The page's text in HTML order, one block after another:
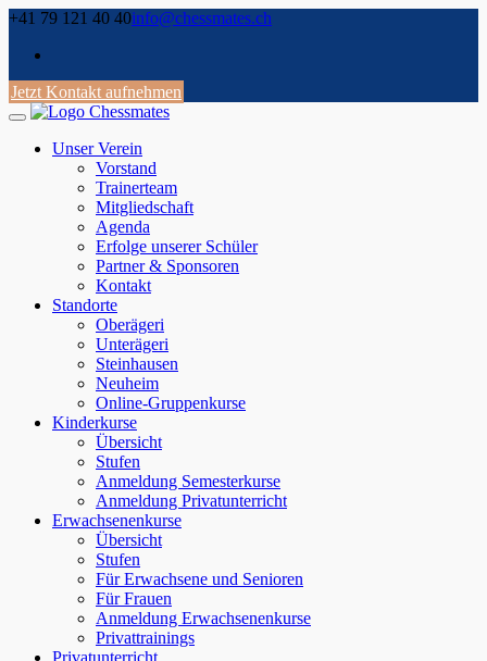
Skip
content
+41 79 121 40 40info@chessmates.ch
Jetzt Kontakt aufnehmen
Unser Verein
Vorstand
Trainerteam
Mitgliedschaft
Agenda
Erfolge unserer Schüler
Partner & Sponsoren
Kontakt
Standorte
Oberägeri
Unterägeri
Steinhausen
Neuheim
Online-Gruppenkurse
Kinderkurse
Übersicht
Stufen
Anmeldung Semesterkurse
Anmeldung Privatunterricht
Erwachsenenkurse
Übersicht
Stufen
Für Erwachsene und Senioren
Für Frauen
Anmeldung Erwachsenenkurse
Privattrainings
Privatunterricht